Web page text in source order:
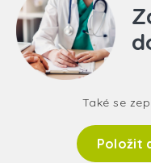
Také se
Položit